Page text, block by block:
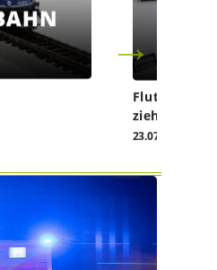
ziehen vor
23.07.2026